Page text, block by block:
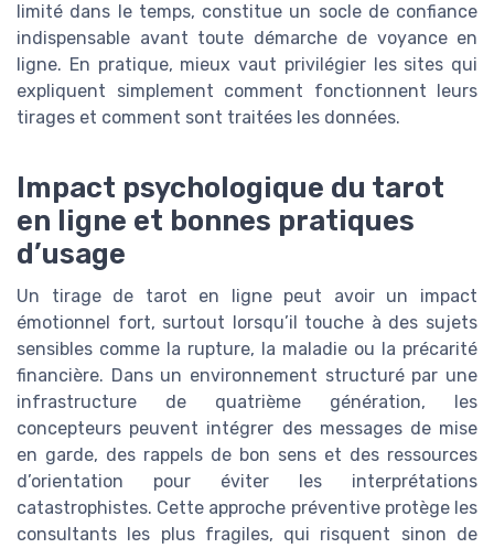
limité dans le temps, constitue un socle de confiance
indispensable avant toute démarche de voyance en
ligne. En pratique, mieux vaut privilégier les sites qui
expliquent simplement comment fonctionnent leurs
tirages et comment sont traitées les données.
Impact psychologique du tarot
en ligne et bonnes pratiques
d’usage
Un tirage de tarot en ligne peut avoir un impact
émotionnel fort, surtout lorsqu’il touche à des sujets
sensibles comme la rupture, la maladie ou la précarité
financière. Dans un environnement structuré par une
infrastructure de quatrième génération, les
concepteurs peuvent intégrer des messages de mise
en garde, des rappels de bon sens et des ressources
d’orientation pour éviter les interprétations
catastrophistes. Cette approche préventive protège les
consultants les plus fragiles, qui risquent sinon de